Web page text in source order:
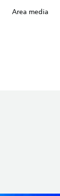
Area media